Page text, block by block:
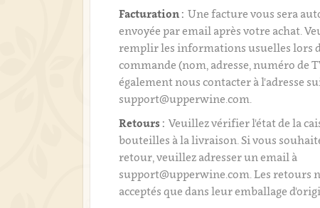
Facturation : Une facture vous sera
envoyée par email après votre achat.
remplir les informations usuelles lors
commande (nom, adresse, numéro de
également nous contacter à l'adresse
support@upperwine.com.
Retours : Veuillez vérifier l'état de la
bouteilles à la livraison. Si vous
retour, veuillez adresser un email à
support@upperwine.com. Les retours
acceptés que dans leur emballage